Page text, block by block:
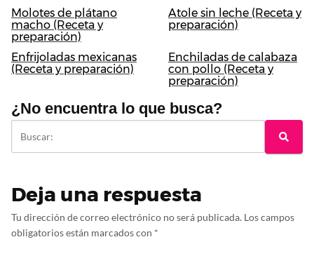
Molotes de plátano
macho (Receta y
preparación)
Atole sin leche (Receta y
preparación)
Enfrijoladas mexicanas
(Receta y preparación)
Enchiladas de calabaza
con pollo (Receta y
preparación)
¿No encuentra lo que busca?
Deja una respuesta
Tu dirección de correo electrónico no será publicada. Los campos
obligatorios están marcados con *